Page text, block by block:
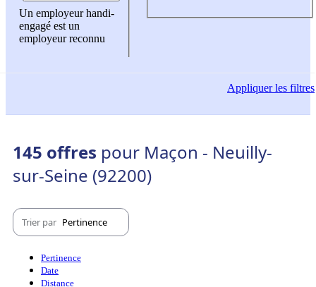
Un employeur handi-
engagé est un
employeur reconnu
Appliquerles filtres
145 offres pour Maçon - Neuilly-
sur-Seine (92200)
Trier par Pertinence
Pertinence
Date
Distance